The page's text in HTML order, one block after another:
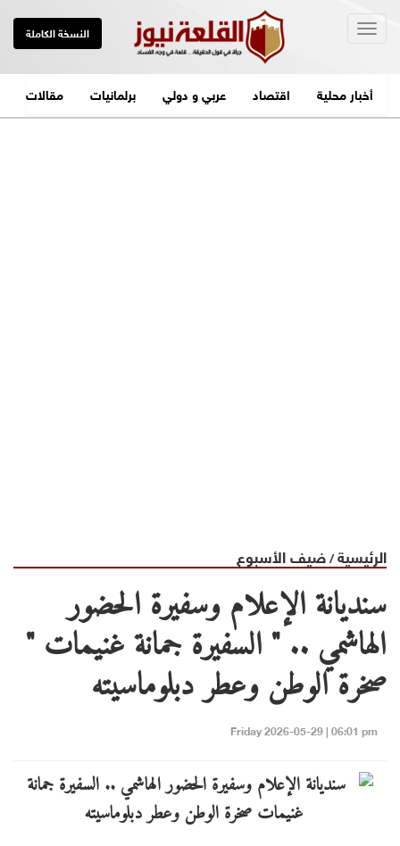
النسخة الكاملة
أخبار محلية اقتصاد عربي و دولي برلمانيات مقالات
الرئيسية/ضيف الأسبوع
سنديانة الإعلام وسفيرة الحضور
الهاشمي .. " السفيرة جمانة غنيمات "
صخرة الوطن وعطر دبلوماسيته
Friday 2026-05-29 | 06:01 pm